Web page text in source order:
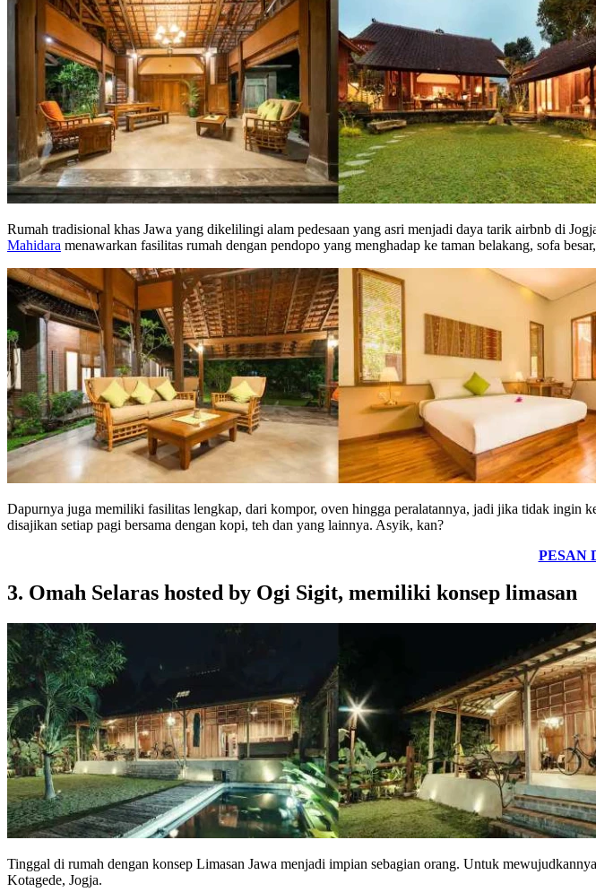
Rumah tradisional khas Jawa yang dikelilingi alam pedesaan yang asri menjadi daya tarik airbnb di
Mahidara menawarkan fasilitas rumah dengan pendopo yang menghadap ke taman belakang, sofa
Dapurnya juga memiliki fasilitas lengkap, dari kompor, oven hingga peralatannya, jadi jika tidak ingin
disajikan setiap pagi bersama dengan kopi, teh dan yang lainnya. Asyik, kan?
PESAN
3. Omah Selaras hosted by Ogi Sigit, memiliki konsep limasan
Tinggal di rumah dengan konsep Limasan Jawa menjadi impian sebagian orang. Untuk
Kotagede, Jogja.